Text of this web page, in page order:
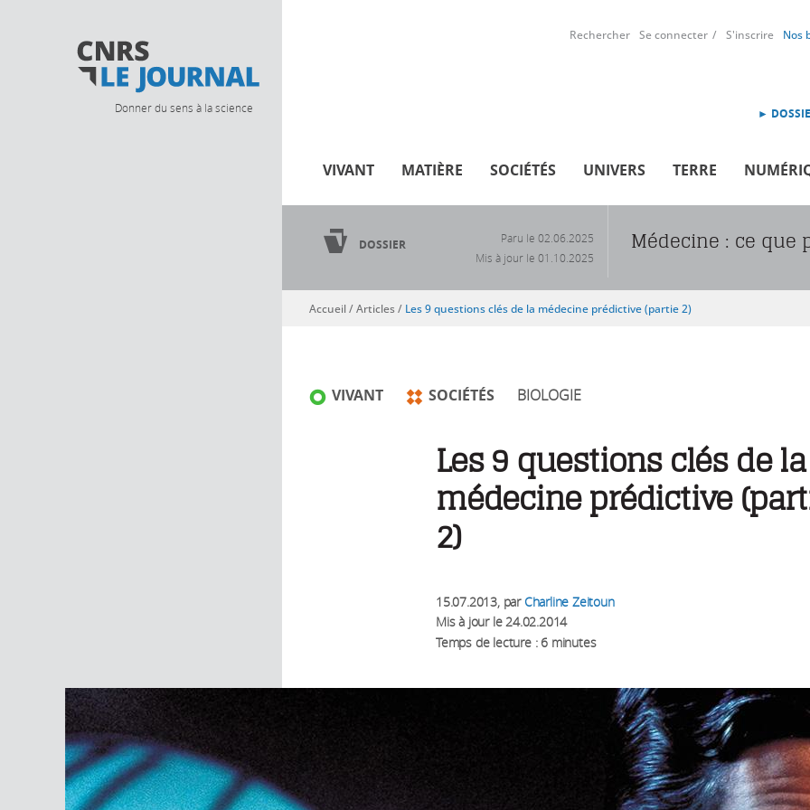
Donner du sens à la science
Rechercher Se connecter S'inscrire Nos
►
VIVANT MATIÈRE SOCIÉTÉS UNIVERS TERRE
DOSSIER Paru le 02.06.2025
Mis à jour le 01.10.2025
Médecine : ce que
Vous êtes ici
Accueil/Articles/ Les 9 questions clés de la médecine prédictive (partie 2)
VIVANT SOCIÉTÉS BIOLOGIE
Les 9 questions clés de la
médecine prédictive
2)
15.07.2013, parCharline Zeitoun
Mis à jour le 24.02.2014
Temps de lecture : 6 minutes